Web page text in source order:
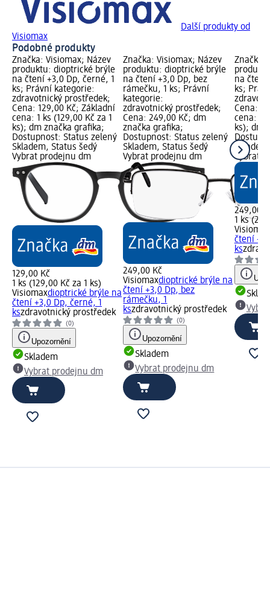
Další produkty od
Visiomax
Podobné produkty
Značka: Visiomax; Název
produktu: dioptrické brýle
na čtení +3,0 Dp, černé, 1
ks; Právní kategorie:
zdravotnický prostředek;
Cena: 129,00 Kč; Základní
cena: 1 ks (129,00 Kč za 1
ks); dm značka grafika;
Dostupnost: Status zelený
Skladem, Status šedý
Vybrat prodejnu dm
129,00 Kč
1 ks (129,00 Kč za 1 ks)
Visiomaxdioptrické brýle na
čtení +3,0 Dp, černé, 1
kszdravotnický prostředek
(0)
Upozornění
Skladem
Vybrat prodejnu dm
Značka: Visiomax; Název
produktu: dioptrické brýle
na čtení +3,0 Dp, bez
rámečku, 1 ks; Právní
kategorie:
zdravotnický prostředek;
Cena: 249,00 Kč; dm
značka grafika;
Dostupnost: Status zelený
Skladem, Status šedý
Vybrat prodejnu dm
249,00 Kč
Visiomaxdioptrické brýle na
čtení +3,0 Dp, bez
rámečku, 1
kszdravotnický prostředek
(0)
Upozornění
Skladem
Vybrat prodejnu dm
Značka:
na čtení
ks;
Cena:
cena: 1
ks); dm
Vybrat
249,00
1 ks
Visiomax
čtení
ks